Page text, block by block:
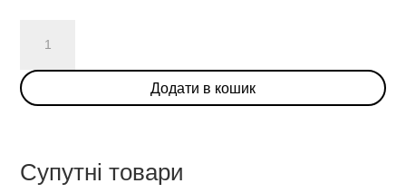
Dunk
Low
Disrupt
Додати в кошик
Супутні товари